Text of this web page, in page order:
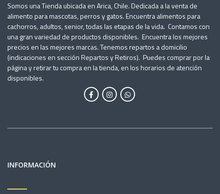
Somos una Tienda ubicada en Arica, Chile. Dedicada a la venta de
alimento para mascotas, perros y gatos. Encuentra alimentos para
cachorros, adultos, senior, todas las etapas de la vida. Contamos con
una gran variedad de productos disponibles. Encuentra los mejores
precios en las mejores marcas. Tenemos repartos a domicilio
(indicaciones en sección Repartos y Retiros). Puedes comprar por la
página y retirar tu compra en la tienda, en los horarios de atención
disponibles.
INFORMACIÓN